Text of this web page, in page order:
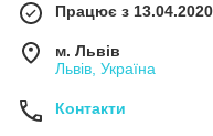
Працює з 13.04.2020
м. Львів
Львів, Україна
Контакти